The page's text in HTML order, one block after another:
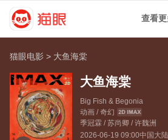
查看
猫眼电影 > 大鱼海棠
大鱼海棠
Big Fish & Begonia
动画 / 奇幻
季冠霖 /苏尚卿 /许魏洲
2026-06-19 09:00中国大